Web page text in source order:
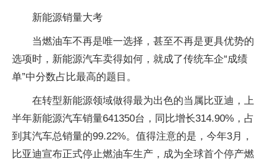
新能源销量大考
当燃油车不再是唯一选择，甚至不再是更具优势的
选项时，新能源汽车卖得如何，就成了传统车企“成绩
单”中分数占比最高的题目。
在转型新能源领域做得最为出色的当属比亚迪，上
半年新能源汽车销量641350台，同比增长314.90%，占
到其汽车总销量的99.22%。值得注意的是，今年3月，
比亚迪宣布正式停止燃油车生产，成为全球首个停产燃